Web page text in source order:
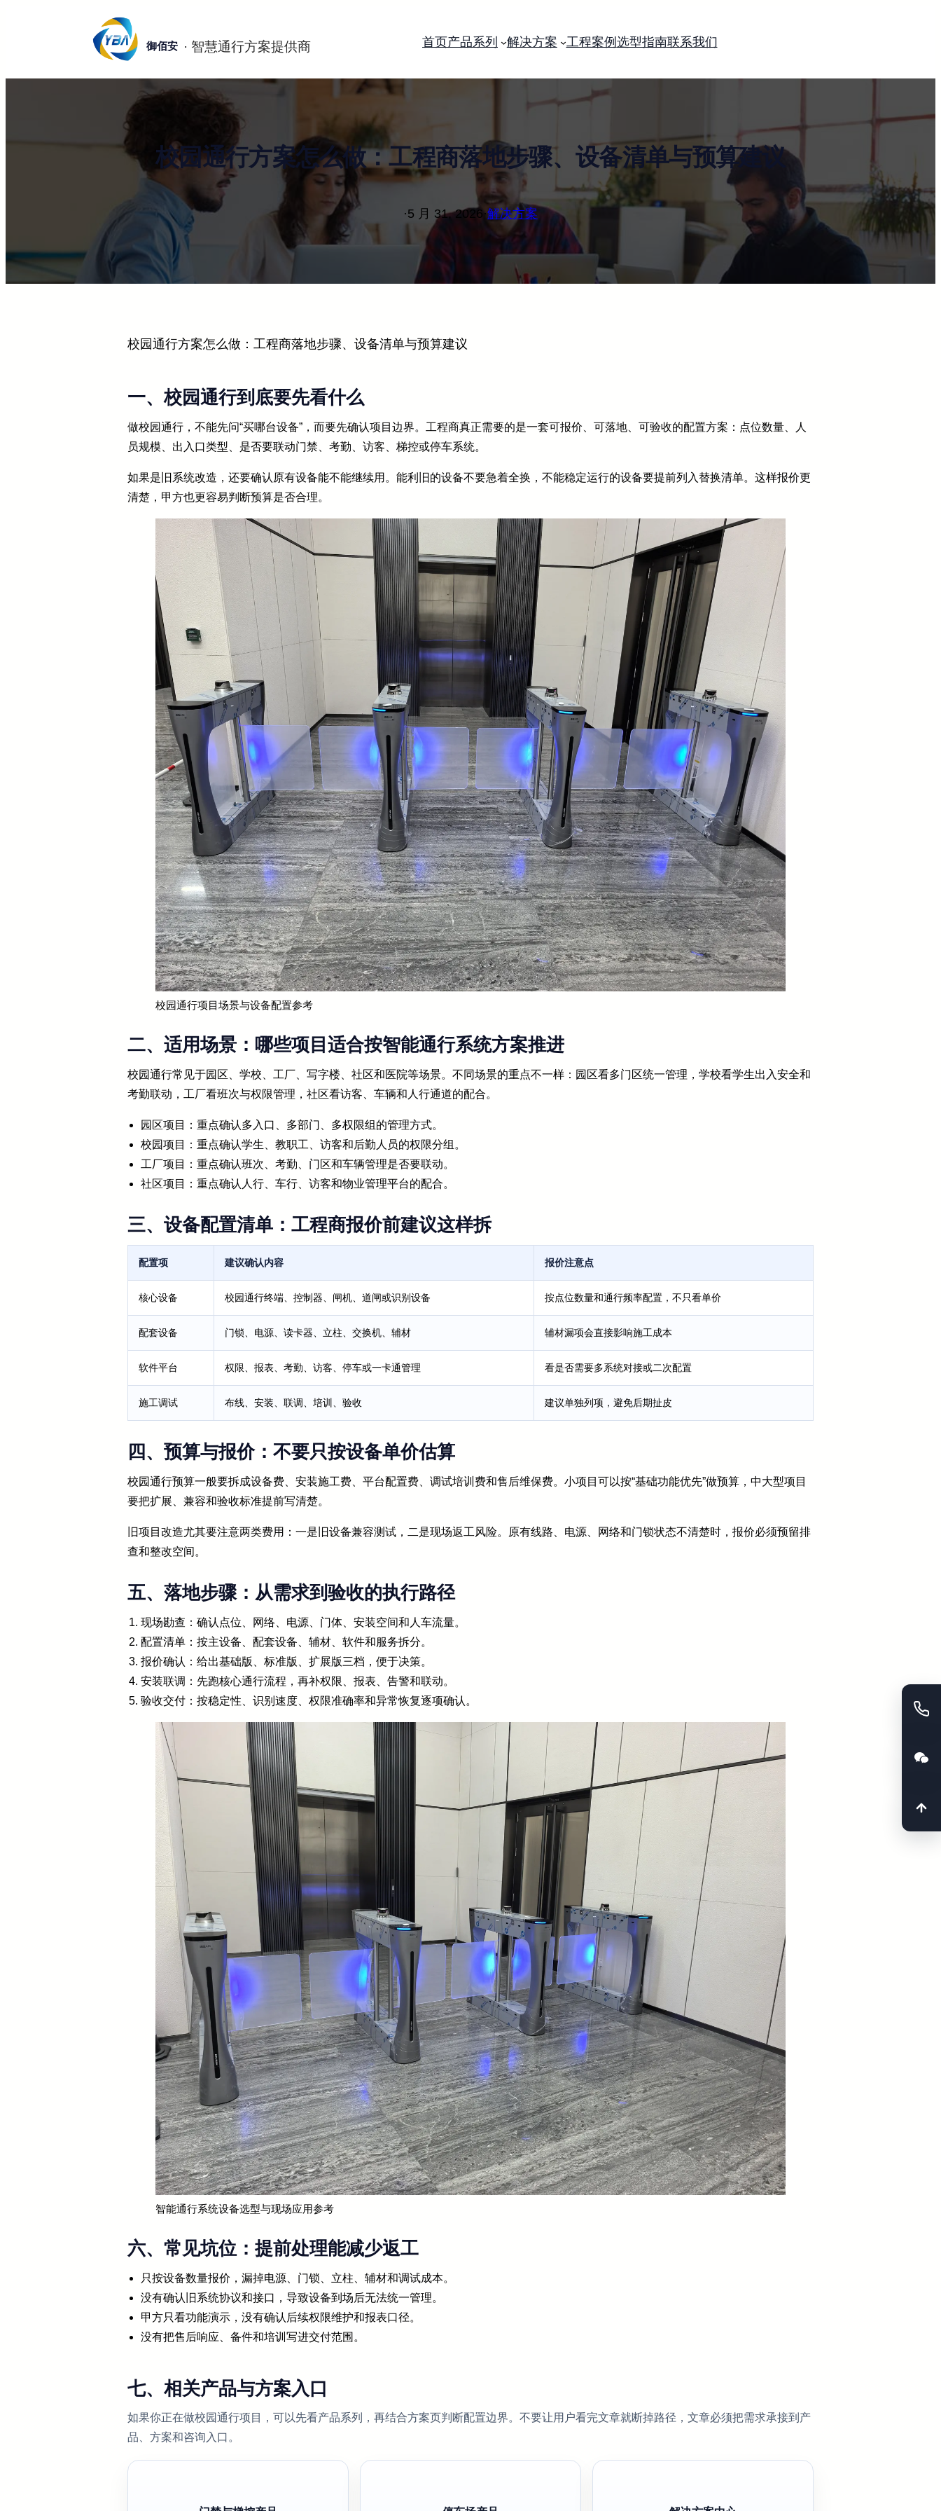
御佰安 首页产品系列 解决方案 工程案例 选型指南联系我们
校园通行方案怎么做：工程商落地步骤、设备清单与预算建议
·5 月 31, 2026·解决方案
校园通行方案怎么做：工程商落地步骤、设备清单与预算建议
一、校园通行到底要先看什么
做校园通行，不能先问“买哪台设备”，而要先确认项目边界。工程商真正需要的是一套可报价、可落地、可验收的配置方案：点位数量、人
员规模、出入口类型、是否要联动门禁、考勤、访客、梯控或停车系统。
如果是旧系统改造，还要确认原有设备能不能继续用。能利旧的设备不要急着全换，不能稳定运行的设备要提前列入替换清单。这样报价更
清楚，甲方也更容易判断预算是否合理。
校园通行项目场景与设备配置参考
二、适用场景：哪些项目适合按智能通行系统方案推进
校园通行常见于园区、学校、工厂、写字楼、社区和医院等场景。不同场景的重点不一样：园区看多门区统一管理，学校看学生出入安全和
考勤联动，工厂看班次与权限管理，社区看访客、车辆和人行通道的配合。
园区项目：重点确认多入口、多部门、多权限组的管理方式。
校园项目：重点确认学生、教职工、访客和后勤人员的权限分组。
工厂项目：重点确认班次、考勤、门区和车辆管理是否要联动。
社区项目：重点确认人行、车行、访客和物业管理平台的配合。
三、设备配置清单：工程商报价前建议这样拆
配置项 建议确认内容 报价注意点
核心设备 校园通行终端、控制器、闸机、道闸或识别设备 按点位数量和通行频率配置，不只看单价
配套设备 门锁、电源、读卡器、立柱、交换机、辅材 辅材漏项会直接影响施工成本
软件平台 权限、报表、考勤、访客、停车或一卡通管理 看是否需要多系统对接或二次配置
施工调试 布线、安装、联调、培训、验收 建议单独列项，避免后期扯皮
四、预算与报价：不要只按设备单价估算
校园通行预算一般要拆成设备费、安装施工费、平台配置费、调试培训费和售后维保费。小项目可以按“基础功能优先”做预算，中大型项目
要把扩展、兼容和验收标准提前写清楚。
旧项目改造尤其要注意两类费用：一是旧设备兼容测试，二是现场返工风险。原有线路、电源、网络和门锁状态不清楚时，报价必须预留排
查和整改空间。
五、落地步骤：从需求到验收的执行路径
现场勘查：确认点位、网络、电源、门体、安装空间和人车流量。
配置清单：按主设备、配套设备、辅材、软件和服务拆分。
报价确认：给出基础版、标准版、扩展版三档，便于决策。
安装联调：先跑核心通行流程，再补权限、报表、告警和联动。
验收交付：按稳定性、识别速度、权限准确率和异常恢复逐项确认。
智能通行系统设备选型与现场应用参考
六、常见坑位：提前处理能减少返工
只按设备数量报价，漏掉电源、门锁、立柱、辅材和调试成本。
没有确认旧系统协议和接口，导致设备到场后无法统一管理。
甲方只看功能演示，没有确认后续权限维护和报表口径。
没有把售后响应、备件和培训写进交付范围。
七、相关产品与方案入口
如果你正在做校园通行项目，可以先看产品系列，再结合方案页判断配置边界。不要让用户看完文章就断掉路径，文章必须把需求承接到产
品、方案和咨询入口。